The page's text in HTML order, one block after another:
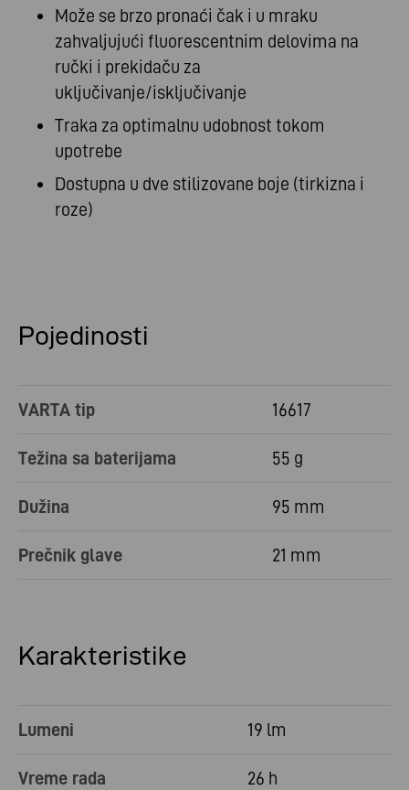
Može se brzo pronaći čak i u mraku
zahvaljujući fluorescentnim delovima na
ručki i prekidaču za
uključivanje/isključivanje
Traka za optimalnu udobnost tokom
upotrebe
Dostupna u dve stilizovane boje (tirkizna i
roze)
Pojedinosti
VARTA tip 16617
Težina sa baterijama 55 g
Dužina 95 mm
Prečnik glave 21 mm
Karakteristike
Lumeni 19 lm
Vreme rada 26 h